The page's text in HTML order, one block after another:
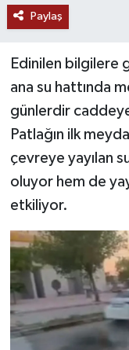
Paylaş
Edinilen bilgilere
ana su hattında
günlerdir
Patlağın ilk
çevreye yayılan
oluyor hem de
etkiliyor.